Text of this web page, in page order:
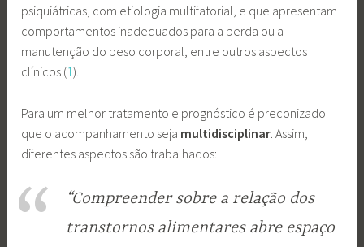
psiquiátricas, com etiologia multifatorial, e que apresentam
comportamentos inadequados para a perda ou a
manutenção do peso corporal, entre outros aspectos
clínicos (1).
Para um melhor tratamento e prognóstico é preconizado
que o acompanhamento seja multidisciplinar . Assim,
diferentes aspectos são trabalhados:
“Compreender sobre a relação dos
transtornos alimentares abre espaço